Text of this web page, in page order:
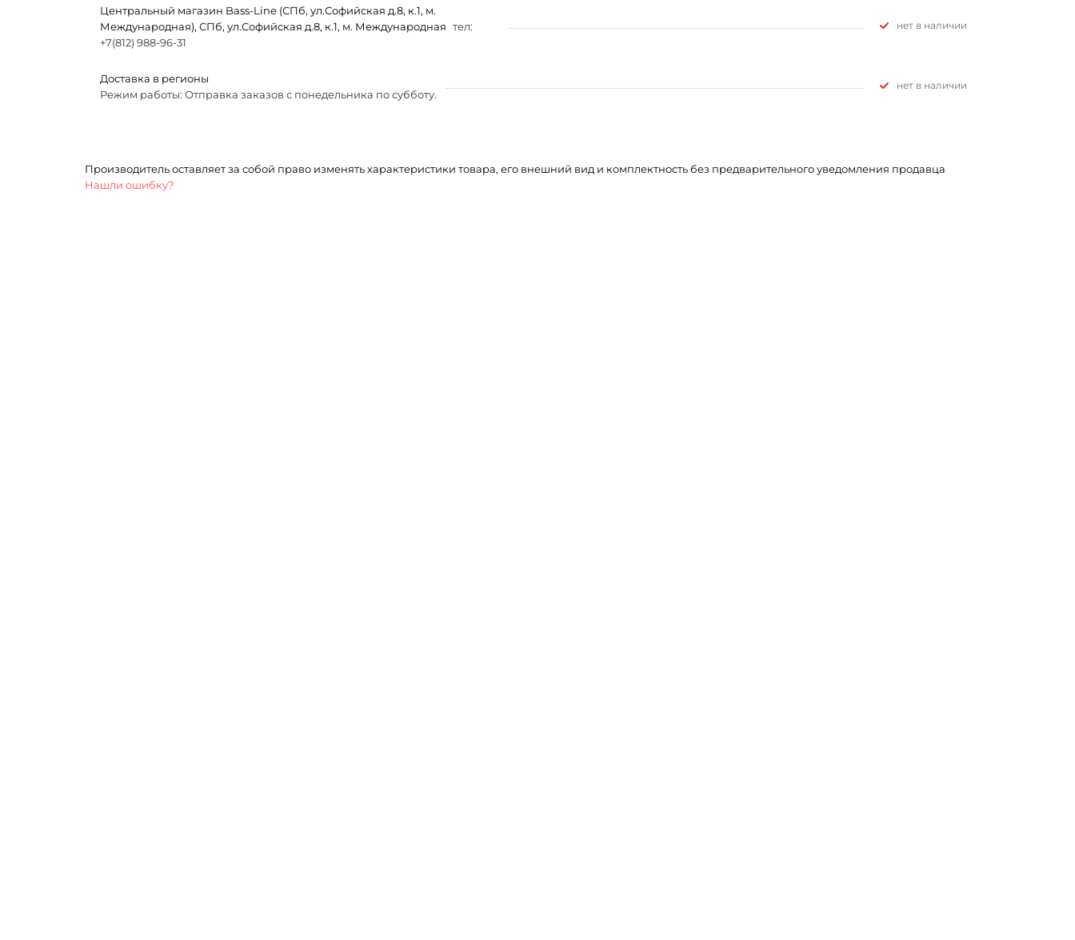
Центральный магазин Bass-Line (СПб, ул.Софийская д.8, к.1, м.
Международная), СПб, ул.Софийская д.8, к.1, м. Международная тел:
+7(812) 988-96-31
Нет в наличии
Доставка в регионы
Режим работы: Отправка заказов с понедельника по субботу.
Нет в наличии
Производитель оставляет за собой право изменять характеристики товара, его внешний вид и комплектность без предварительного уведомления продавца
Нашли ошибку?